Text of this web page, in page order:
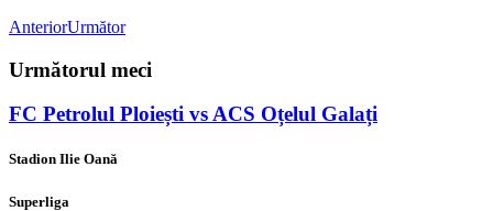
AnteriorUrmător
Următorul meci
FC Petrolul Ploiești vs ACS Oțelul Galați
Stadion Ilie Oană
Superliga